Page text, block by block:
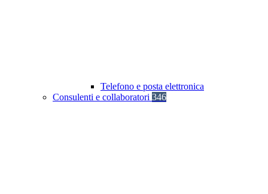
Telefono e posta elettronica
Consulenti e collaboratori 346